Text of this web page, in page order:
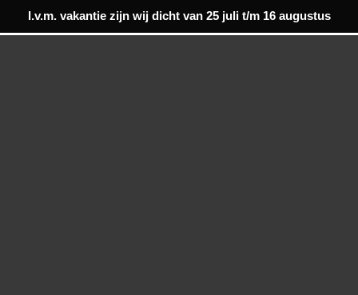
I.v.m. vakantie zijn wij dicht van 25 juli t/m 16 augustus